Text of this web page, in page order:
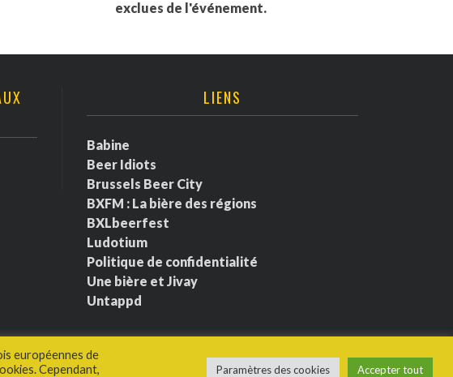
exclues de l'événement.
LIENS
Babine
Beer Idiots
Brussels Beer City
BXFM : La bière des régions
BXLbeerfest
Ludotium
Politique de confidentialité
Une bière et Jivay
Untappd
européennes de
Cependant,
Paramètres des cookies Accepter tout